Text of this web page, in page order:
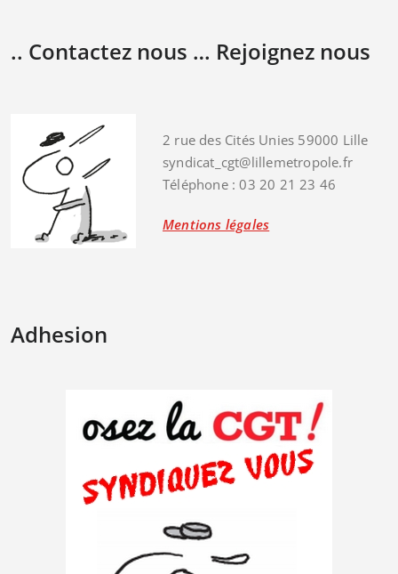
.. Contactez nous … Rejoignez nous
2 rue des Cités Unies 59000 Lille
syndicat_cgt@lillemetropole.fr
Téléphone : 03 20 21 23 46
Mentions légales
Adhesion